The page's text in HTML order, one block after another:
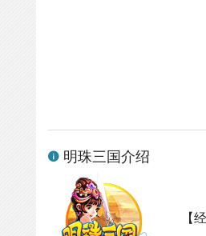
明珠三国介绍
【